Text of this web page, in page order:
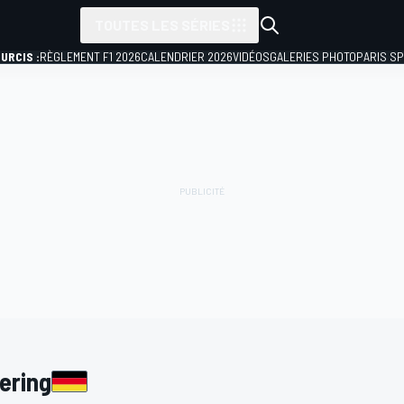
:RÈGLEMENT F1 2026CALENDRIER 2026VIDÉOSGALERIES PHOTOPARIS